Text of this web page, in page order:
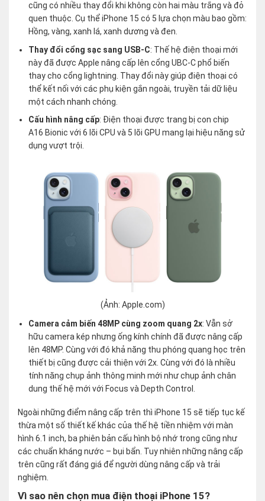
cũng có nhiều thay đổi khi không còn hai màu trắng và đỏ
quen thuộc. Cụ thể iPhone 15 có 5 lựa chọn màu bao gồm:
Hồng, vàng, xanh lá, xanh dương và đen.
Thay đổi cổng sạc sang USB-C: Thế hệ điện thoại mới
này đã được Apple nâng cấp lên cổng UBC-C phổ biến
thay cho cổng lightning. Thay đổi này giúp điện thoại có
thể kết nối với các phụ kiện gắn ngoài, truyền tải dữ liệu
một cách nhanh chóng.
Cấu hình nâng cấp: Điện thoại được trang bị con chip
A16 Bionic với 6 lõi CPU và 5 lõi GPU mang lại hiệu năng sử
dụng vượt trội.
(Ảnh: Apple.com)
Camera cảm biến 48MP cùng zoom quang 2x: Vẫn sở
hữu camera kép nhưng ống kính chính đã được nâng cấp
lên 48MP. Cùng với đó khả năng thu phóng quang học trên
thiết bị cũng được cải thiện với 2x. Cùng với đó là nhiều
tính năng chụp ảnh thông minh mới như chụp ảnh chân
dung thế hệ mới với Focus và Depth Control.
Ngoài những điểm nâng cấp trên thì iPhone 15 sẽ tiếp tục kế
thừa một số thiết kế khác của thế hệ tiền nhiệm với màn
hình 6.1 inch, ba phiên bản cấu hình bộ nhớ trong cũng như
các chuẩn kháng nước – bụi bẩn. Tuy nhiên những nâng cấp
trên cũng rất đáng giá để người dùng nâng cấp và trải
nghiệm.
Vì sao nên chọn mua điện thoại iPhone 15?